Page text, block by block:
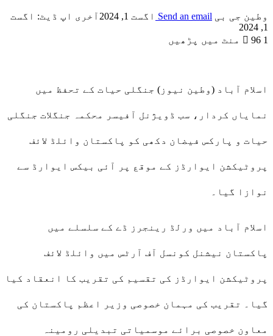
وطین جی بی Send an email اگست 1, 2024
آخری اپ ڈیٹ: اگست
1, 2024
96 1 منٹ میں پڑھیں
اسلام آباد (وطین نیوز) جنگلی حیات کے تحفظ میں
نمایاں کردار، سب ڈویژنل آفیسر محکمہ جنگلات جنگلی
حیات و پارکس فیضان دکھی کو پاکستان وائلڈ لائف
پروٹیکشن ایوارڈز کے موقع پر آئی بیکس ایوارڈ سے
نوازا گیا۔
اسلام آباد میں ورلڈ رینجرز ڈے کے سلسلے میں
پاکستان نیشنل کونسل آف آرٹس میں وائلڈ لائف
پروٹیکشن ایوارڈز کی تقسیم کی تقریب کا انعقاد کیا
گیا۔ تقریب کی مہمان خصوصی وزیر اعظم پاکستان کی
معاون خصوصی برائے موسمیاتی تبدیلی رومینہ